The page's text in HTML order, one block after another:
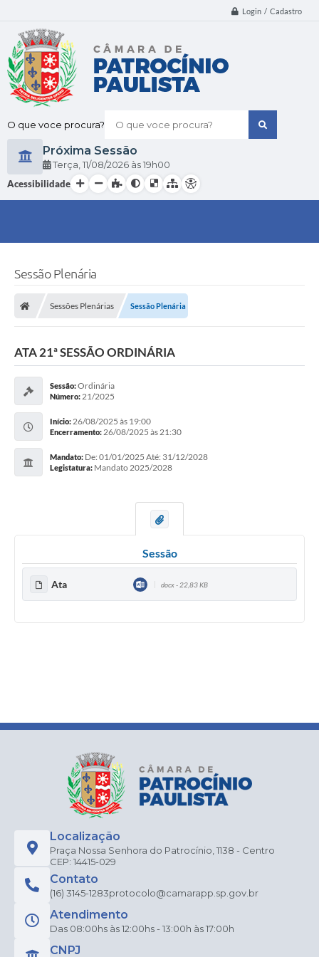
Login / Cadastro
O que voce procura?
Próxima Sessão
Terça 11/08/2026
19h00
Acessibilidade
Sessão Plenária
Sessões Plenárias Sessão Plenária
ATA 21ª SESSÃO ORDINÁRIA
Sessão:Ordinária
Número:21/2025
Início:26/08/2025 às 19:00
Encerramento:26/08/2025 às 21:30
Mandato: De: 01/01/2025 Até: 31/12/2028
Legistatura: Mandato 2025/2028
Sessão
Ata docx - 22,83 KB
Localização
Praça Nossa Senhora do Patrocínio, 1138 - Centro
CEP: 14415-029
Contato
(16) 3145-1283protocolo@camarapp.sp.gov.br
Atendimento
Das 08:00hs às 12:00hs - 13:00h às 17:00h
CNPJ